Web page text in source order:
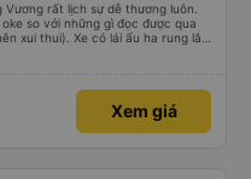
rất lịch sự dễ thương luôn.
so với những gì đọc được qua
xui thui). Xe có lái ẩu ha rung lắc
ngủ ko à
Xem giá